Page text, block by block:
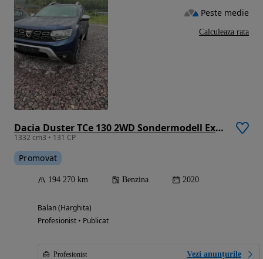
Dacia Duster TCe 130 2WD Sondermodell Extreme
1332 cm3 • 131 CP
Promovat
194 270 km Benzina 2020
Balan (Harghita)
Profesionist • Publicat
Profesionist Vezi anunțurile
Peste medie
Calculeaza rata